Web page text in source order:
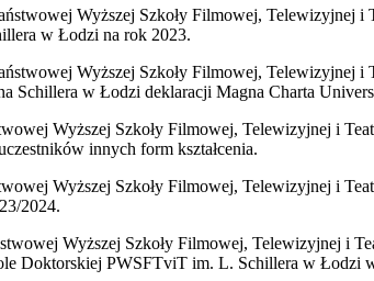
Wyższej Szkoły Filmowej, Telewizyjnej
w Łodzi na rok 2023.
Wyższej Szkoły Filmowej, Telewizyjnej
Schillera w Łodzi deklaracji Magna Charta
Wyższej Szkoły Filmowej, Telewizyjnej i
innych form kształcenia.
Wyższej Szkoły Filmowej, Telewizyjnej i
2024.
Wyższej Szkoły Filmowej, Telewizyjnej i
Doktorskiej PWSFTviT im. L. Schillera w Łodzi